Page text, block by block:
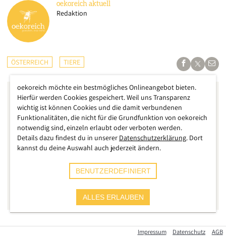
oekoreich aktuell
Redaktion
ÖSTERREICH TIERE
Kann das wirklich sein? Das haben sich viele Menschen in den
Impressum Datenschutz AGB
oekoreich möchte ein bestmögliches Onlineangebot bieten.
Hierfür werden Cookies gespeichert. Weil uns Transparenz
wichtig ist können Cookies und die damit verbundenen
Funktionalitäten, die nicht für die Grundfunktion von oekoreich
notwendig sind, einzeln erlaubt oder verboten werden.
Details dazu findest du in unserer Datenschutzerklärung. Dort
kannst du deine Auswahl auch jederzeit ändern.
BENUTZERDEFINIERT
ALLES ERLAUBEN